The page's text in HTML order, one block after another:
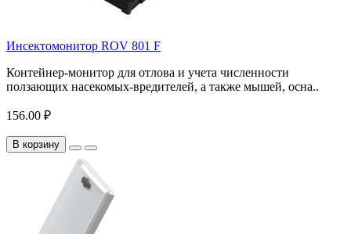
Инсектомонитор ROV 801 F
Контейнер-монитор для отлова и учета численности
ползающих насекомых-вредителей, а также мышей, осна..
156.00 ₽
В корзину